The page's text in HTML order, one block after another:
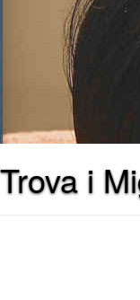
Trova i